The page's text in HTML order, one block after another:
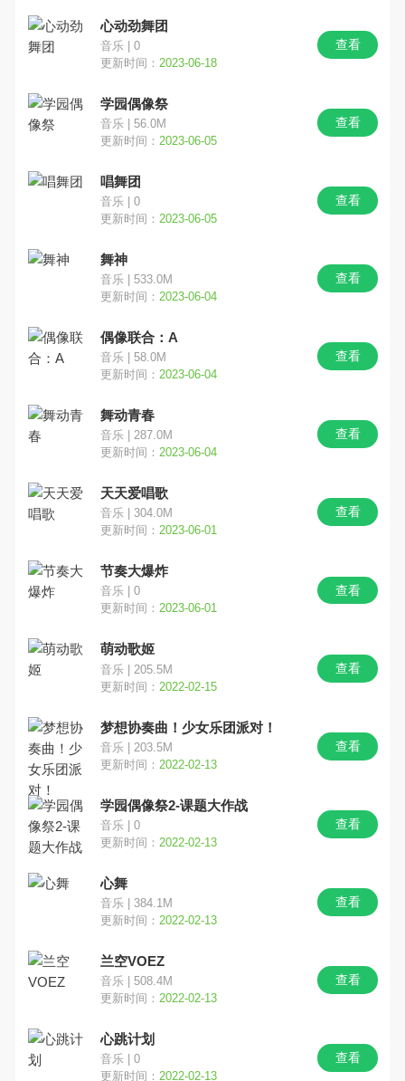
MOBA 格斗
益智
换装
角色扮演 挂机 战棋
棋牌 恐怖
写实 竞技对战
心动劲舞团
音乐 | 0
更新时间： 2023-06-18
查看
学园偶像祭
音乐 | 56.0M
更新时间： 2023-06-05
查看
唱舞团
音乐 | 0
更新时间： 2023-06-05
查看
舞神
音乐 | 533.0M
更新时间： 2023-06-04
查看
偶像联合：A
音乐 | 58.0M
更新时间： 2023-06-04
查看
舞动青春
音乐 | 287.0M
更新时间： 2023-06-04
查看
天天爱唱歌
音乐 | 304.0M
更新时间： 2023-06-01
查看
节奏大爆炸
音乐 | 0
更新时间： 2023-06-01
查看
萌动歌姬
音乐 | 205.5M
更新时间： 2022-02-15
查看
梦想协奏曲！少女乐团派对！
音乐 | 203.5M
更新时间： 2022-02-13
查看
学园偶像祭2-课题大作战
音乐 | 0
更新时间： 2022-02-13
查看
心舞
音乐 | 384.1M
更新时间： 2022-02-13
查看
兰空VOEZ
音乐 | 508.4M
更新时间： 2022-02-13
查看
心跳计划
音乐 | 0
更新时间： 2022-02-13
查看